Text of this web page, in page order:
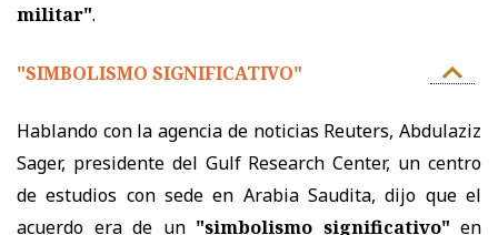
militar".
"SIMBOLISMO SIGNIFICATIVO"
Hablando con la agencia de noticias Reuters, Abdulaziz
Sager, presidente del Gulf Research Center, un centro
de estudios con sede en Arabia Saudita, dijo que el
acuerdo era de un "simbolismo significativo" en